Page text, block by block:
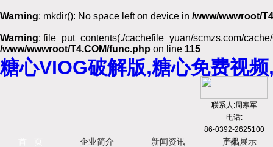
Warning: mkdir(): No space left on device in /www/wwwroot/
Warning: file_put_contents(./cachefile_yuan/scmzs.com/
/www/wwwroot/T4.COM/func.php on line 115
糖心VIOG破解版,糖心免费视
企业简介 新闻资讯 产品展示
联系人:周寒军
电话:
86-0392-2625100
手机：